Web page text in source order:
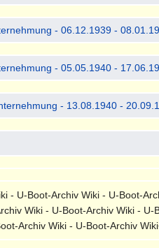
- 06.12.1939 -
- 05.05.1940 -
- 13.08.1940 -
- U-Boot-Archiv Wiki - U-Boot-
Wiki - U-Boot-Archiv Wiki -
Archiv Wiki - U-Boot-Archiv